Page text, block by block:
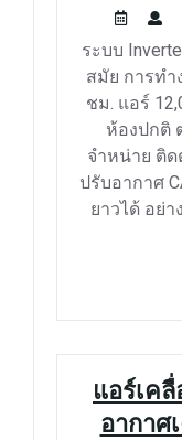
ระบบ
สมัย การทำ
ชม. แอร์
ห้องปกติ
จำหน่าย ติด
ปรับอากาศ
ยาวได้ อย่
แอร์เค
อากาศ